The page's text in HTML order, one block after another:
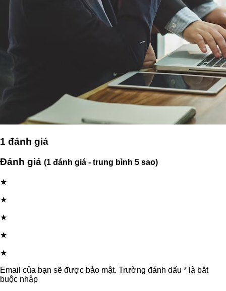
1 đánh giá
Đánh giá (1 đánh giá - trung bình 5 sao)
★
★
★
★
★
Email của bạn sẽ được bảo mật. Trường đánh dấu * là bắt
buộc nhập